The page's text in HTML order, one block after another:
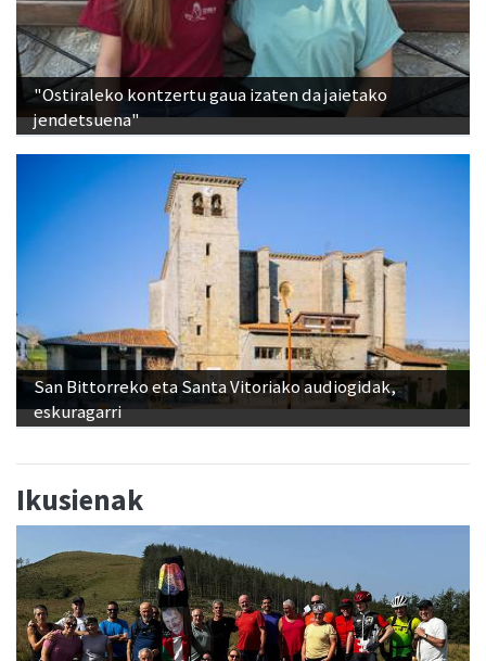
"Ostiraleko kontzertu gaua izaten da jaietako
jendetsuena"
San Bittorreko eta Santa Vitoriako audiogidak,
eskuragarri
Ikusienak